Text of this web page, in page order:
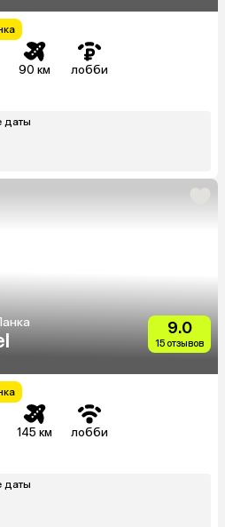
90 км лобби
даты
9.0
15 отзывов
145 км лобби
даты